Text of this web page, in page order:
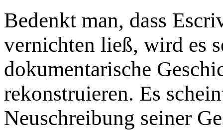
Bedenkt man, dass
vernichten ließ, wird es
dokumentarische
rekonstruieren. Es
Neuschreibung seiner